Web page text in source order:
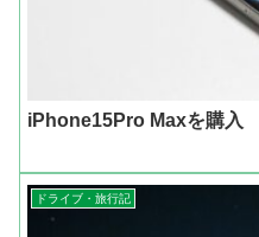
iPhone15Pro Maxを購入
ドライブ・旅行記